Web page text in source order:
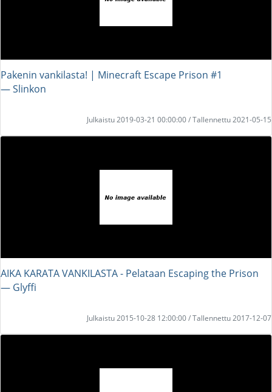
Pakenin vankilasta! | Minecraft Escape Prison #1
― Slinkon
Julkaistu 2019-03-21 00:00:00 / Tallennettu 2021-05-15
AIKA KARATA VANKILASTA - Pelataan Escaping the Prison
― Glyffi
Julkaistu 2015-10-28 12:00:00 / Tallennettu 2017-12-07